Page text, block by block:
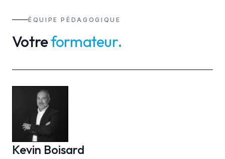
ÉQUIPE PÉDAGOGIQUE
Votreformateur.
Kevin Boisard